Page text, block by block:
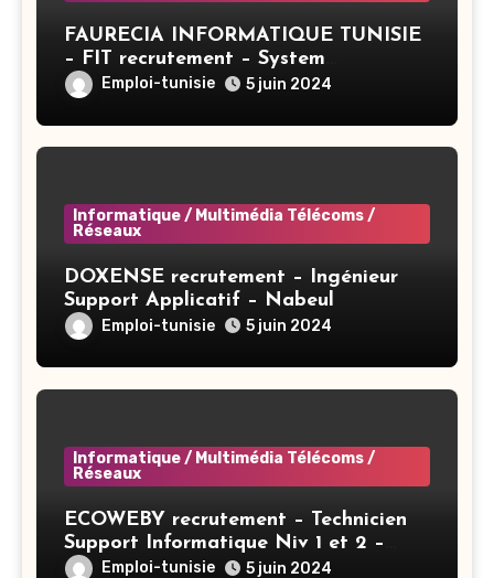
FAURECIA INFORMATIQUE TUNISIE
– FIT recrutement – System
Administrator BAC+3 (CIVP) – Tunis
Emploi-tunisie 5 juin 2024
Informatique / Multimédia Télécoms /
Réseaux
DOXENSE recrutement – Ingénieur
Support Applicatif – Nabeul
Emploi-tunisie 5 juin 2024
Informatique / Multimédia Télécoms /
Réseaux
ECOWEBY recrutement – Technicien
Support Informatique Niv 1 et 2 –
TunisEmploi-tunisie 5 juin 2024